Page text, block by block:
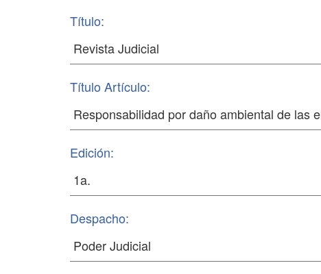
Título:
Título Artículo:
Edición:
Despacho: